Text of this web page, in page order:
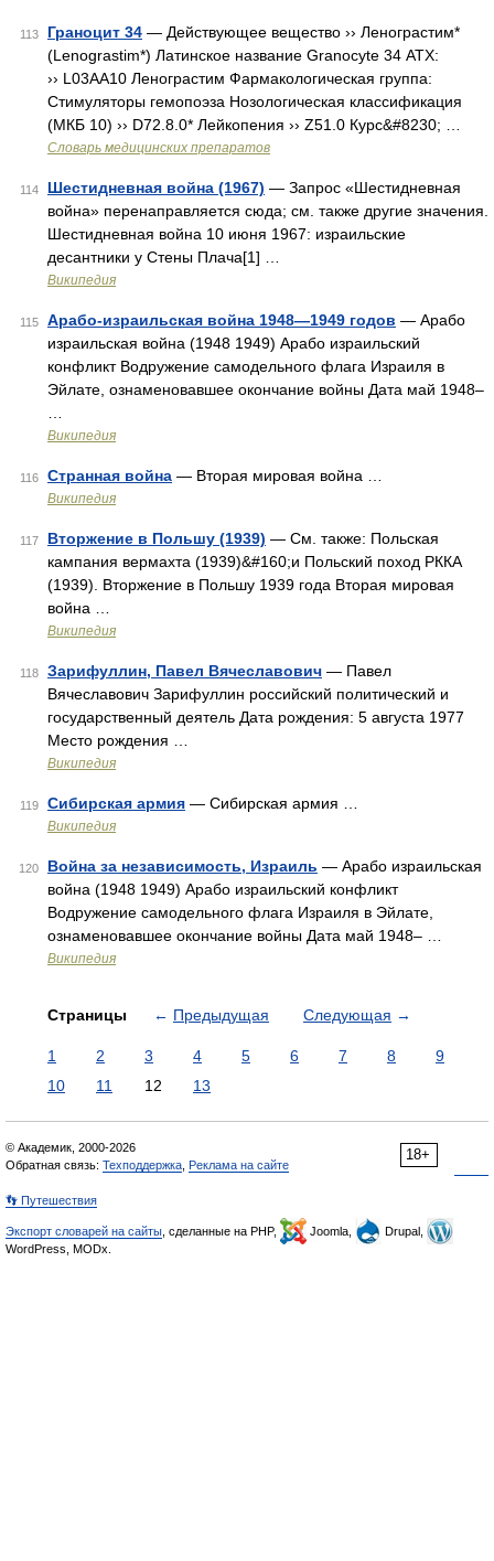
113 Граноцит 34 — Действующее вещество ›› Ленограстим*
(Lenograstim*) Латинское название Granocyte 34 АТХ:
›› L03AA10 Ленограстим Фармакологическая группа:
Стимуляторы гемопоэза Нозологическая классификация
(МКБ 10) ›› D72.8.0* Лейкопения ›› Z51.0 Курс&#8230; …
Словарь медицинских препаратов
114 Шестидневная война (1967) — Запрос «Шестидневная
война» перенаправляется сюда; см. также другие значения.
Шестидневная война 10 июня 1967: израильские
десантники у Стены Плача[1] …
Википедия
115 Арабо-израильская война 1948—1949 годов — Арабо
израильская война (1948 1949) Арабо израильский
конфликт Водружение самодельного флага Израиля в
Эйлате, ознаменовавшее окончание войны Дата май 1948–
Википедия
116 Странная война — Вторая мировая война …
Википедия
117 Вторжение в Польшу (1939) — См. также: Польская
кампания вермахта (1939)&#160;и Польский поход РККА
(1939). Вторжение в Польшу 1939 года Вторая мировая
война …
Википедия
118 Зарифуллин, Павел Вячеславович — Павел
Вячеславович Зарифуллин российский политический и
государственный деятель Дата рождения: 5 августа 1977
Место рождения …
Википедия
119 Сибирская армия — Сибирская армия …
Википедия
120 Война за независимость, Израиль — Арабо израильская
война (1948 1949) Арабо израильский конфликт
Водружение самодельного флага Израиля в Эйлате,
ознаменовавшее окончание войны Дата май 1948– …
Википедия
Страницы ← Предыдущая Следующая →
1 2 3 4 5 6 7 8
9
10
11 12 13
18+
© Академик, 2000-2026
Обратная связь: Техподдержка Реклама на сайте
👣 Путешествия
Экспорт словарей на сайты , сделанные на PHP, Joomla,
Drupal,
WordPress, MODx.